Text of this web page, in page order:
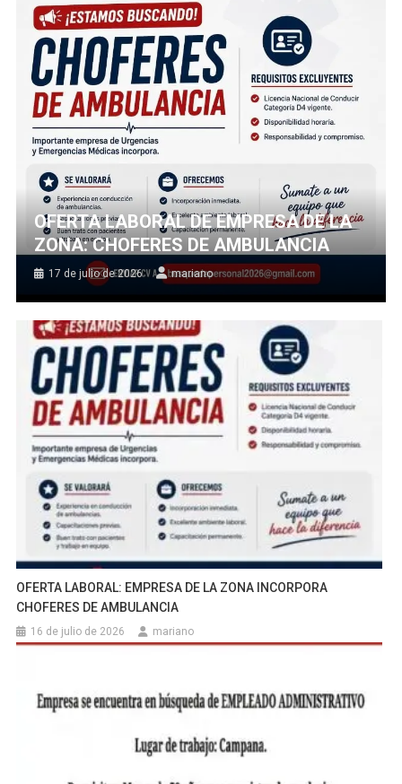
OFERTA LABORAL DE EMPRESA DE LA
ZONA: CHOFERES DE AMBULANCIA
17 de julio de 2026 mariano
OFERTA LABORAL: EMPRESA DE LA ZONA INCORPORA
CHOFERES DE AMBULANCIA
16 de julio de 2026 mariano